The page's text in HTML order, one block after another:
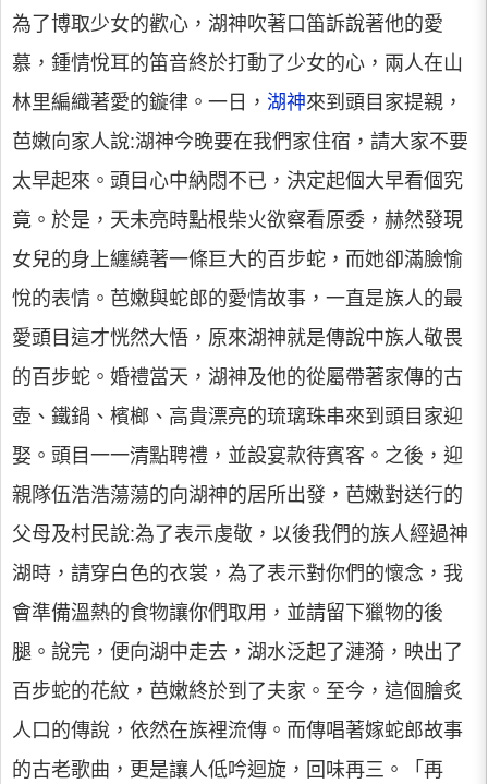
為了博取少女的歡心，湖神吹著口笛訴說著他的愛
慕，鍾情悅耳的笛音終於打動了少女的心，兩人在山
林里編織著愛的鏇律。一日， 湖神來到頭目家提親，
芭嫩向家人說:湖神今晚要在我們家住宿，請大家不要
太早起來。頭目心中納悶不已，決定起個大早看個究
竟。於是，天未亮時點根柴火欲察看原委，赫然發現
女兒的身上纏繞著一條巨大的百步蛇，而她卻滿臉愉
悅的表情。芭嫩與蛇郎的愛情故事，一直是族人的最
愛頭目這才恍然大悟，原來湖神就是傳說中族人敬畏
的百步蛇。婚禮當天，湖神及他的從屬帶著家傳的古
壺、鐵鍋、檳榔、高貴漂亮的琉璃珠串來到頭目家迎
娶。頭目一一清點聘禮，並設宴款待賓客。之後，迎
親隊伍浩浩蕩蕩的向湖神的居所出發，芭嫩對送行的
父母及村民說:為了表示虔敬，以後我們的族人經過神
湖時，請穿白色的衣裳，為了表示對你們的懷念，我
會準備溫熱的食物讓你們取用，並請留下獵物的後
腿。說完，便向湖中走去，湖水泛起了漣漪，映出了
百步蛇的花紋，芭嫩終於到了夫家。至今，這個膾炙
人口的傳說，依然在族裡流傳。而傳唱著嫁蛇郎故事
的古老歌曲，更是讓人低吟迴旋，回味再三。「再